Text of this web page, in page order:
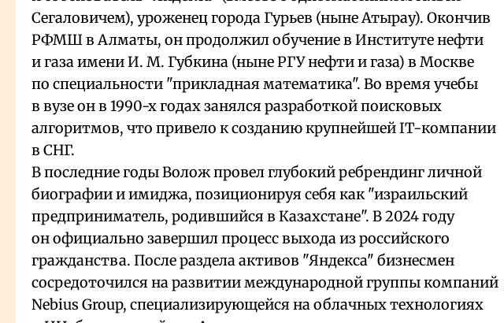
Сегаловичем), уроженец города Гурьев (ныне Атырау). Окончив
РФМШ в Алматы, он продолжил обучение в Институте нефти
и газа имени И. М. Губкина (ныне РГУ нефти и газа) в Москве
по специальности "прикладная математика". Во время учебы
в вузе он в 1990-х годах занялся разработкой поисковых
алгоритмов, что привело к созданию крупнейшей IT-компании
в СНГ.
В последние годы Волож провел глубокий ребрендинг личной
биографии и имиджа, позиционируя себя как "израильский
предприниматель, родившийся в Казахстане". В 2024 году
он официально завершил процесс выхода из российского
гражданства. После раздела активов "Яндекса" бизнесмен
сосредоточился на развитии международной группы компаний
Nebius Group, специализирующейся на облачных технологиях